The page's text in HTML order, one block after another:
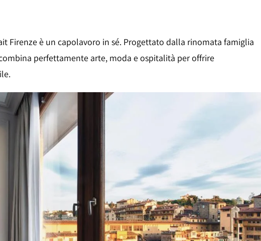
Firenze è un capolavoro in sé. Progettato dalla rinomata famiglia
perfettamente arte, moda e ospitalità per offrire